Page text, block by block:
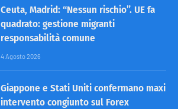
Ceuta, Madrid: “Nessun rischio”. UE fa
quadrato: gestione migranti
responsabilità comune
4 Agosto 2026
Giappone e Stati Uniti confermano maxi
intervento congiunto sul Forex